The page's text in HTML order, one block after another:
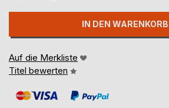
IN DEN WARENKORB
Auf die Merkliste
Titel bewerten